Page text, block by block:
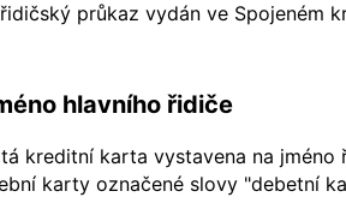
průkaz vydán ve Spojeném
hlavního řidiče
kreditní karta vystavena na
karty označené slovy "debetní